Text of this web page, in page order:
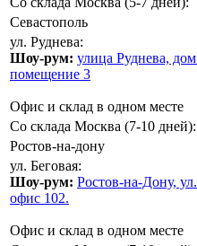
Севастополь
ул. Руднева:
Шоу-рум: улица Руднева,
помещение 3
Офис и склад в одном месте
Со склада Москва (7-10 дней):
Ростов-на-дону
ул. Беговая:
Шоу-рум: Ростов-на-Дону,
офис 102.
Офис и склад в одном месте